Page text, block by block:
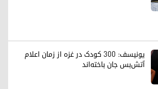
یونیسف: ۳۰۰ کودک در غزه از زمان اعلام
آتش‌بس جان باخته‌اند